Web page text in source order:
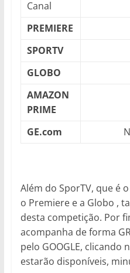
Canal
PREMIERE
SPORTV
GLOBO
AMAZON
PRIME
GE.com
Além do SporTV, que é
o Premiere e a Globo ,
desta competição. Por
acompanha de forma
pelo GOOGLE, clicando
estarão disponíveis,